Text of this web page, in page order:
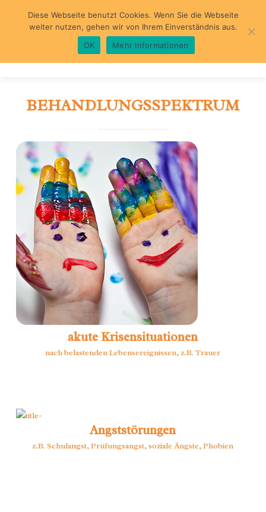
PRAXIS
SCHWERPUNKTE
DIAGNOSTIK
KOGN. VERHALTENSTHERAPIE
TRAUMATHERAPIE
EMDR
BEHANDLUNG
ABLAUF
LINKS
BLOG
KONTAKT
BEHANDLUNGSSPEKTRUM
akute Krisensituationen
nach belastenden Lebensereignissen, z.B. Trauer
Angststörungen
z.B. Schulangst, Prüfungsangst, soziale Ängste, Phobien
Diese Webseite benutzt Cookies. Wenn Sie die Webseite
weiter nutzen, gehen wir von Ihrem Einverständnis aus.
OK
Mehr Informationen